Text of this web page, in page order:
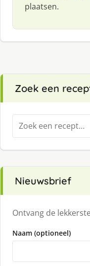
plaatsen.
Zoek een
Zoeken
naar:
Nieuwsbrief
Ontvang de
Naam (optioneel)